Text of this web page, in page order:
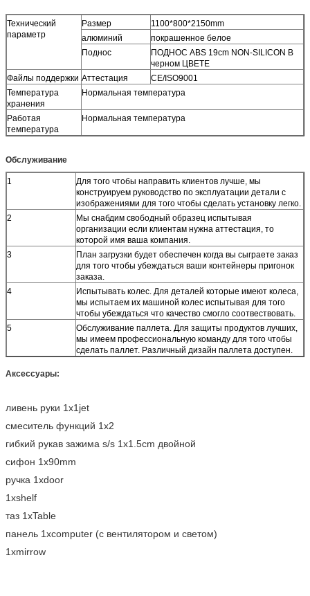
Технический
параметр
Размер
1100*800*2150mm
алюминий
покрашенное белое
Поднос
ПОДНОС ABS 19cm NON-SILICON В
черном ЦВЕТЕ
Файлы поддержки Аттестация
CE/ISO9001
Температура
хранения
Нормальная температура
Работая
температура
Нормальная температура
Обслуживание
1
Для того чтобы направить клиентов лучше, мы
конструируем руководство по эксплуатации детали с
изображениями для того чтобы сделать установку легко.
2
Мы снабдим свободный образец испытывая
организации если клиентам нужна аттестация, то
которой имя ваша компания.
3
План загрузки будет обеспечен когда вы сыграете заказ
для того чтобы убеждаться ваши контейнеры пригонок
заказа.
4
Испытывать колес. Для деталей которые имеют колеса,
мы испытаем их машиной колес испытывая для того
чтобы убеждаться что качество смогло соотвествовать.
5
Обслуживание паллета. Для защиты продуктов лучших,
мы имеем профессиональную команду для того чтобы
сделать паллет. Различный дизайн паллета доступен.
Аксессуары:
ливень руки 1x1jet
смеситель функций 1x2
гибкий рукав зажима s/s 1x1.5cm двойной
сифон 1x90mm
ручка 1xdoor
1xshelf
таз 1xTable
панель 1xcomputer (с вентилятором и светом)
1xmirrow